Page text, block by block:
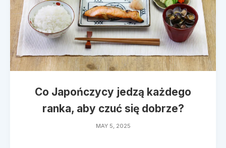
Co Japończycy jedzą każdego
ranka, aby czuć się dobrze?
MAY 5, 2025